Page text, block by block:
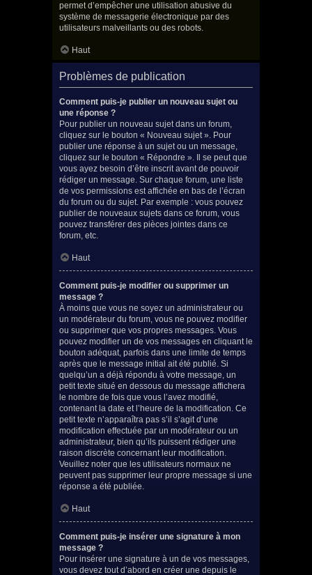
permet d’empêcher une utilisation abusive du
système de messagerie électronique par des
utilisateurs malveillants ou des robots.
Haut
Problèmes de publication
Comment puis-je publier un nouveau sujet ou
une réponse ?
Pour publier un nouveau sujet dans un forum,
cliquez sur le bouton « Nouveau sujet ». Pour
publier une réponse à un sujet ou un message,
cliquez sur le bouton « Répondre ». Il se peut que
vous ayez besoin d’être inscrit avant de pouvoir
rédiger un message. Sur chaque forum, une liste
de vos permissions est affichée en bas de l’écran
du forum ou du sujet. Par exemple : vous pouvez
publier de nouveaux sujets dans ce forum, vous
pouvez transférer des pièces jointes dans ce
forum, etc.
Haut
Comment puis-je modifier ou supprimer un
message ?
À moins que vous ne soyez un administrateur ou
un modérateur du forum, vous ne pouvez modifier
ou supprimer que vos propres messages. Vous
pouvez modifier un de vos messages en cliquant le
bouton adéquat, parfois dans une limite de temps
après que le message initial ait été publié. Si
quelqu’un a déjà répondu à votre message, un
petit texte situé en dessous du message affichera
le nombre de fois que vous l’avez modifié,
contenant la date et l’heure de la modification. Ce
petit texte n’apparaîtra pas s’il s’agit d’une
modification effectuée par un modérateur ou un
administrateur, bien qu’ils puissent rédiger une
raison discrète concernant leur modification.
Veuillez noter que les utilisateurs normaux ne
peuvent pas supprimer leur propre message si une
réponse a été publiée.
Haut
Comment puis-je insérer une signature à mon
message ?
Pour insérer une signature à un de vos messages,
vous devez tout d’abord en créer une depuis le